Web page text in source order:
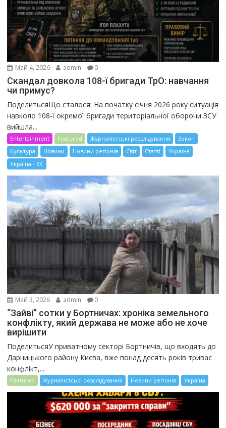
Май 4, 2026 admin 0
Скандал довкола 108-ї бригади ТрО: навчання
чи примус?
ПоделитьсяЩо сталося: На початку січня 2026 року ситуація
навколо 108-ї окремої бригади територіальної оборони ЗСУ
вийшла...
Entertainment Featured Журналістські розслідування
Закон
Культура
Новини Новини регіонів Світ Статті
Україна
Україна - ЄС
Май 3, 2026 admin 0
“Зайві” сотки у Бортничах: хроніка земельного
конфлікту, який держава не може або не хоче
вирішити
ПоделитьсяУ приватному секторі Бортничів, що входять до
Дарницького району Києва, вже понад десять років триває
конфлікт,...
Featured Журналістські розслідування Новини регіонів Україна